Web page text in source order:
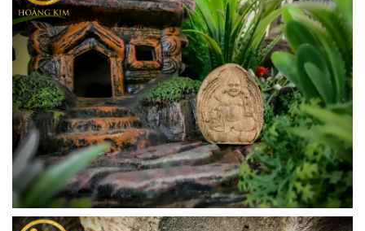
9. MẶT DÂY CHUYỀN PHẬT BÀ 1
CHẤT LIỆU: GỖ SƯA - GIÁ: 1.500.000